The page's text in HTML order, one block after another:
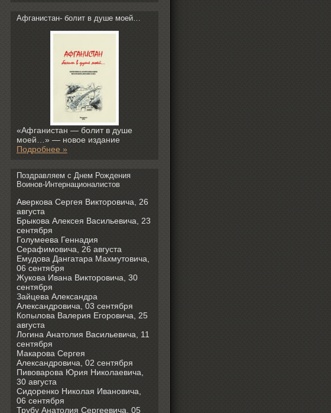
Афганистан- болит в душе моей…
«Афганистан — болит в душе
моей…» — новое издание
Подробнее »
Поздравляем с Днем Рождения
Воинов-Интернационалистов
Аверкова Сергея Викторовича, 26
августа
Брыкова Алексея Васильевича, 23
сентября
Голумеева Геннадия
Серафимовича, 26 августа
Емудова Дангатара Махмутовича,
06 сентября
Жукова Ивана Викторовича, 30
сентября
Зайцева Александра
Александровича, 03 сентября
Копылова Валерия Егоровича, 25
августа
Логина Анатолия Васильевича, 11
сентября
Макарова Сергея
Александровича, 02 сентября
Пивоварова Юрия Николаевича,
30 августа
Сидоренко Николая Ивановича,
06 сентября
Трубу Анатолия Сергеевича, 05